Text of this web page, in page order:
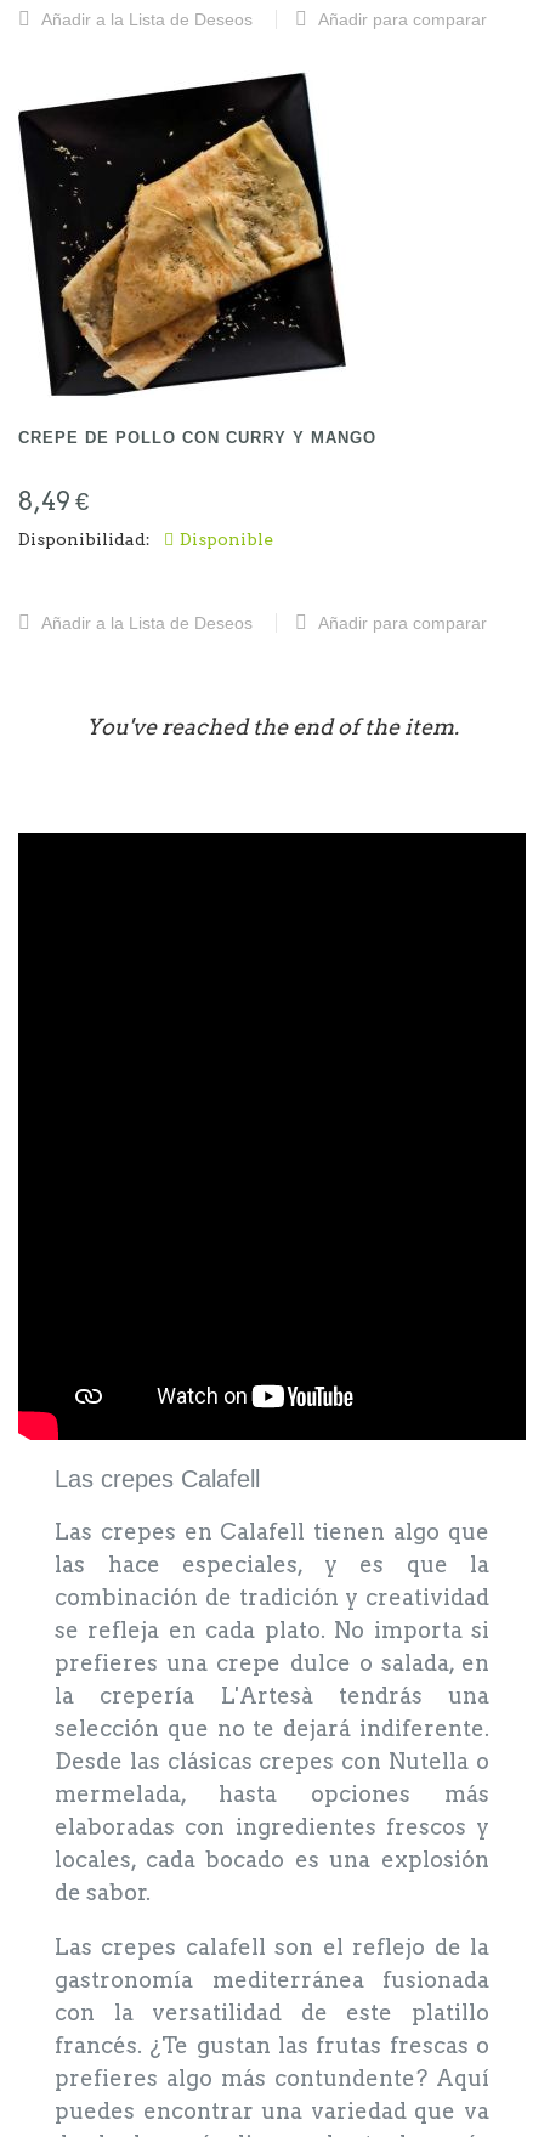
Añadir a la Lista de Deseos Añadir para comparar
CREPE DE POLLO CON CURRY Y MANGO
8,49 €
Disponibilidad: Disponible
Añadir a la Lista de Deseos Añadir para comparar
You've reached the end of the item.
Las crepes Calafell
Las crepes en Calafell tienen algo que
las hace especiales, y es que la
combinación de tradición y creatividad
se refleja en cada plato. No importa si
prefieres una crepe dulce o salada, en
la crepería L'Artesà tendrás una
selección que no te dejará indiferente.
Desde las clásicas crepes con Nutella o
mermelada, hasta opciones más
elaboradas con ingredientes frescos y
locales, cada bocado es una explosión
de sabor.
Las crepes calafell son el reflejo de la
gastronomía mediterránea fusionada
con la versatilidad de este platillo
francés. ¿Te gustan las frutas frescas o
prefieres algo más contundente? Aquí
puedes encontrar una variedad que va